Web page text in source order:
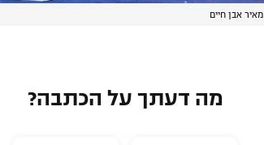
מאיר אבן חיים
מה דעתך על הכתבה?